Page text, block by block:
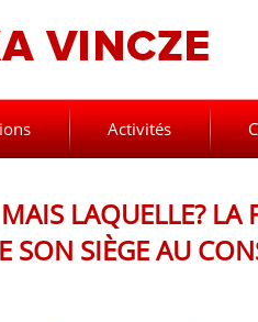
Activités
LAQUELLE? LA
SON SIÈGE AU